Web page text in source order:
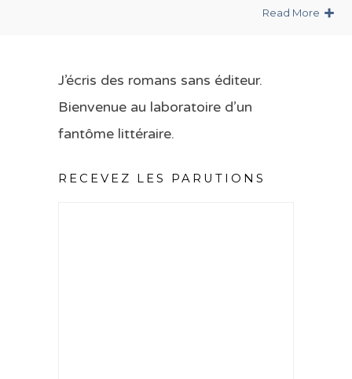
Read More
J’écris des romans sans éditeur.
Bienvenue au laboratoire d’un
fantôme littéraire.
RECEVEZ LES PARUTIONS